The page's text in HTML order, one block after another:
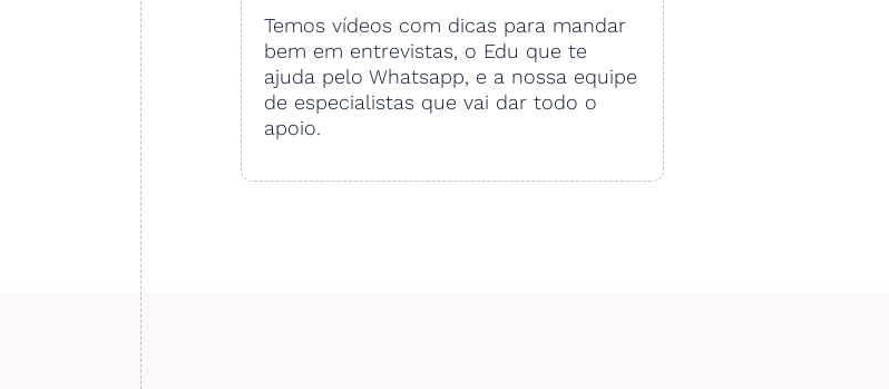
Temos vídeos com dicas para mandar
bem em entrevistas, o Edu que te
ajuda pelo Whatsapp, e a nossa equipe
de especialistas que vai dar todo o
apoio.